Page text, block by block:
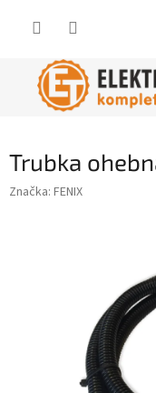
Trubka
Značka: FENIX